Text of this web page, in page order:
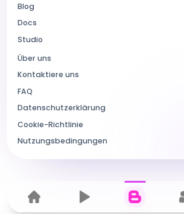
Home Hub Blog
Blog
Docs
Studio
Über uns
Kontaktiere uns
FAQ
Datenschutzerklärung
Cookie-Richtlinie
Nutzungsbedingungen